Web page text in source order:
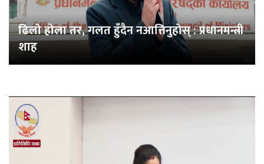
ढिलो होला तर, गलत हुँदैन नआत्तिनुहोस् : प्रधानमन्त्री
शाह